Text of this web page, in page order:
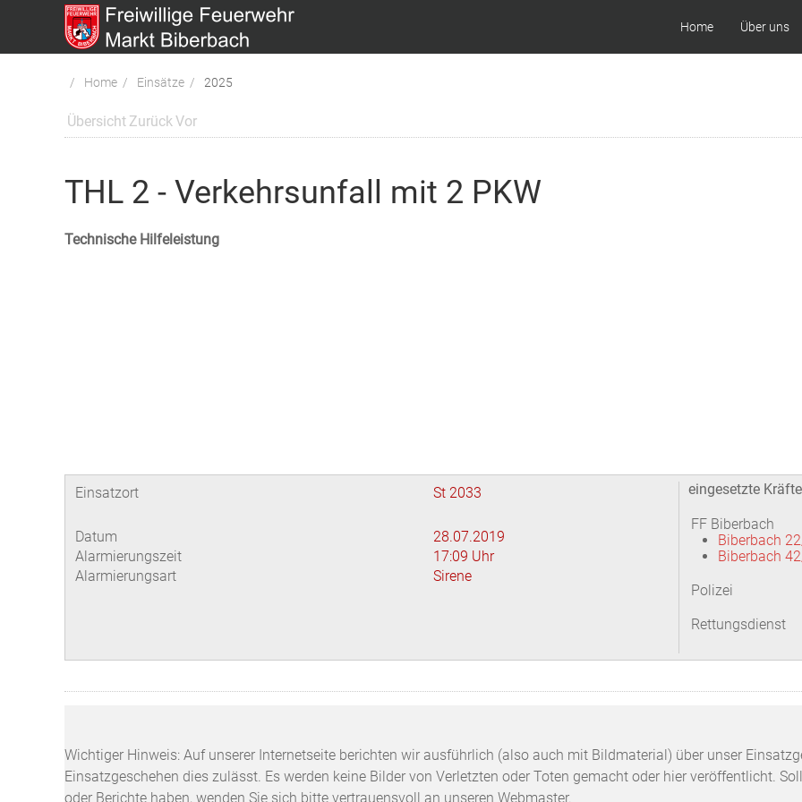
Home Über uns
Home Einsätze 2025
Übersicht ZurückVor
THL 2 - Verkehrsunfall mit 2 PKW
Technische Hilfeleistung
Einsatzort St 2033
Datum
28.07.2019
Alarmierungszeit
17:09 Uhr
Alarmierungsart
Sirene
eingesetzte Kräfte
FF Biberbach
Biberbach
Biberbach
Polizei
Rettungsdienst
Wichtiger Hinweis: Auf unserer Internetseite berichten wir ausführlich (also auch mit Bildmaterial) über unser
Einsatzgeschehen dies zulässt. Es werden keine Bilder von Verletzten oder Toten gemacht oder hier veröffentlicht.
oder Berichte haben, wenden Sie sich bitte vertrauensvoll an unseren Webmaster.